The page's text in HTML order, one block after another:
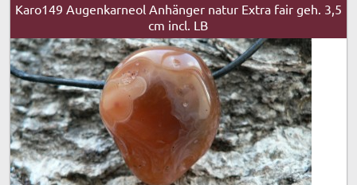
Karo149 Augenkarneol Anhänger natur Extra fair geh. 3,5
cm incl. LB